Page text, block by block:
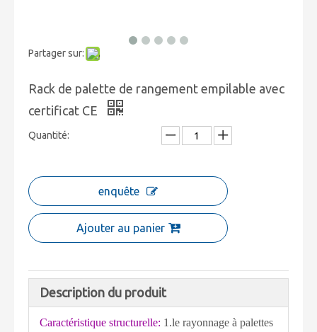
Partager sur:
Rack de palette de rangement empilable avec
certificat CE
Quantité:
enquête
Ajouter au panier
Description du produit
Caractéristique structurelle: 1.le rayonnage à palettes